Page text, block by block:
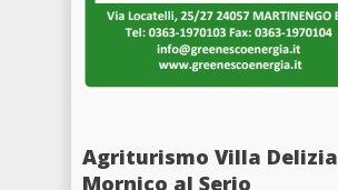
Agriturismo Villa Delizia
Mornico al Serio